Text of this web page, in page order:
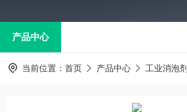
产品中心
当前位置： 首页 产品中心 工业消泡剂